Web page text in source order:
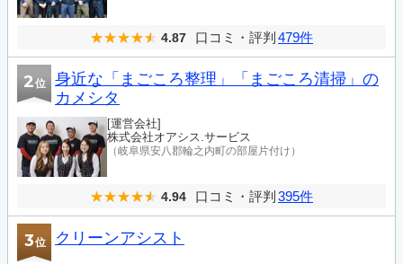
4.87 口コミ・評判 479件
2位
身近な「まごころ整理」「まごころ清掃」の
カメシタ
[運営会社]
株式会社オアシス.サービス
（岐阜県安八郡輪之内町の部屋片付け）
4.94 口コミ・評判 395件
3位 クリーンアシスト